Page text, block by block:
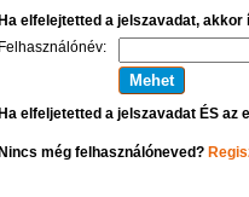
Ha elfelejtetted a jelszavadat,
Felhasználónév:
Ha elfeljetetted a jelszavadat ÉS az
Nincs még felhasználóneved?